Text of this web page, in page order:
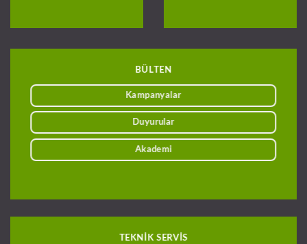
BÜLTEN
Kampanyalar
Duyurular
Akademi
TEKNİK SERVİS